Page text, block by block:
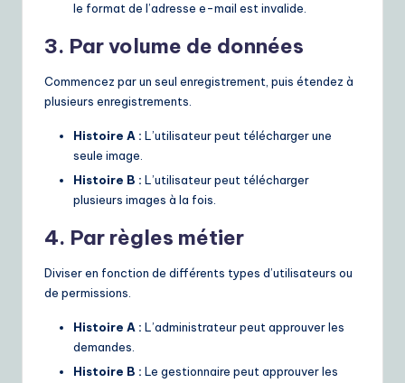
le format de l’adresse e-mail est invalide.
3. Par volume de données
Commencez par un seul enregistrement, puis étendez à
plusieurs enregistrements.
Histoire A : L’utilisateur peut télécharger une
seule image.
Histoire B : L’utilisateur peut télécharger
plusieurs images à la fois.
4. Par règles métier
Diviser en fonction de différents types d’utilisateurs ou
de permissions.
Histoire A : L’administrateur peut approuver les
demandes.
Histoire B : Le gestionnaire peut approuver les